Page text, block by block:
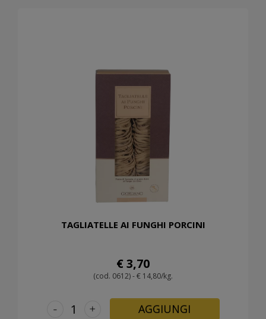
TAGLIATELLE AI FUNGHI PORCINI
€ 3,70
(cod. 0612) - € 14,80/kg.
+
- AGGIUNGI